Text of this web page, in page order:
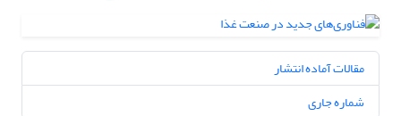
مقالات آماده انتشار
شماره جاری